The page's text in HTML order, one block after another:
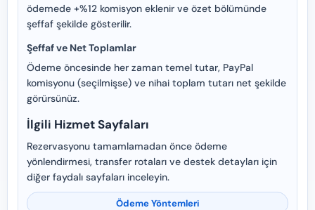
ödemede +%12 komisyon eklenir ve özet bölümünde
şeffaf şekilde gösterilir.
Şeffaf ve Net Toplamlar
Ödeme öncesinde her zaman temel tutar, PayPal
komisyonu (seçilmişse) ve nihai toplam tutarı net şekilde
görürsünüz.
İlgili Hizmet Sayfaları
Rezervasyonu tamamlamadan önce ödeme
yönlendirmesi, transfer rotaları ve destek detayları için
diğer faydalı sayfaları inceleyin.
Ödeme Yöntemleri